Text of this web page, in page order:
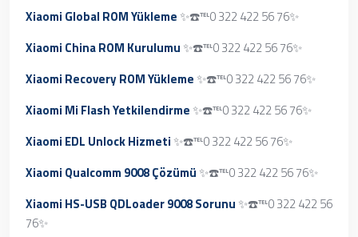
Xiaomi Global ROM Yükleme✨☎️℡0 322 422 56 76✨
Xiaomi China ROM Kurulumu✨☎️℡0 322 422 56 76✨
Xiaomi Recovery ROM Yükleme✨☎️℡0 322 422 56 76✨
Xiaomi Mi Flash Yetkilendirme✨☎️℡0 322 422 56 76✨
Xiaomi EDL Unlock Hizmeti✨☎️℡0 322 422 56 76✨
Xiaomi Qualcomm 9008 Çözümü✨☎️℡0 322 422 56 76✨
Xiaomi HS-USB QDLoader 9008 Sorunu✨☎️℡0 322 422 56
76✨